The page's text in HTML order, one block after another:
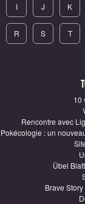
I J K
R S T
10
Rencontre avec
Pokécologie : un
Übel
Brave